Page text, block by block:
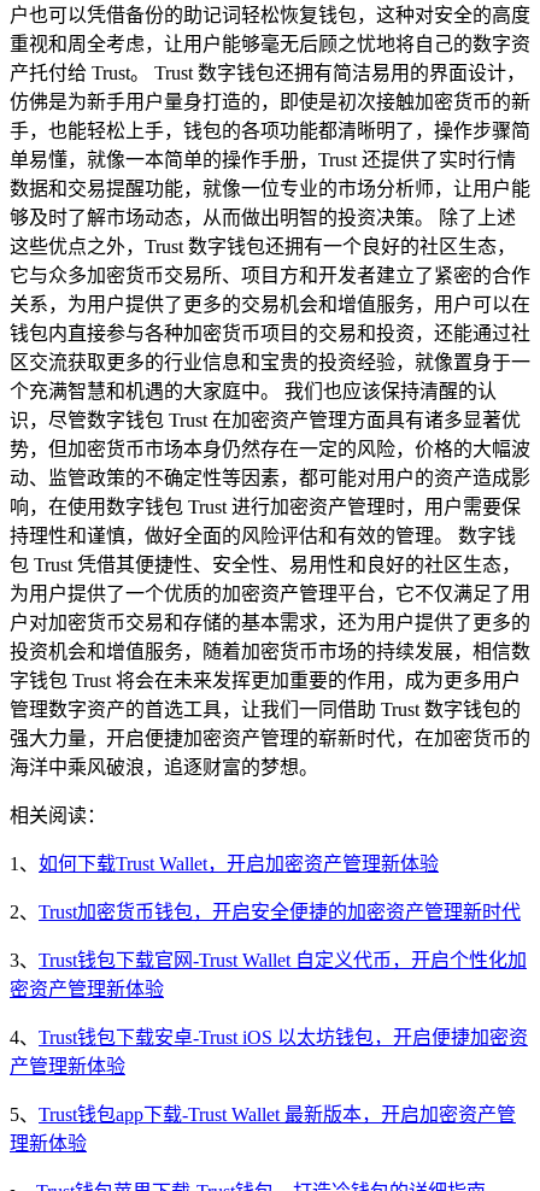
户也可以凭借备份的助记词轻松恢复钱包，这种对安全的高度
重视和周全考虑，让用户能够毫无后顾之忧地将自己的数字资
产托付给 Trust。 Trust 数字钱包还拥有简洁易用的界面设计，
仿佛是为新手用户量身打造的，即使是初次接触加密货币的新
手，也能轻松上手，钱包的各项功能都清晰明了，操作步骤简
单易懂，就像一本简单的操作手册，Trust 还提供了实时行情
数据和交易提醒功能，就像一位专业的市场分析师，让用户能
够及时了解市场动态，从而做出明智的投资决策。 除了上述
这些优点之外，Trust 数字钱包还拥有一个良好的社区生态，
它与众多加密货币交易所、项目方和开发者建立了紧密的合作
关系，为用户提供了更多的交易机会和增值服务，用户可以在
钱包内直接参与各种加密货币项目的交易和投资，还能通过社
区交流获取更多的行业信息和宝贵的投资经验，就像置身于一
个充满智慧和机遇的大家庭中。 我们也应该保持清醒的认
识，尽管数字钱包 Trust 在加密资产管理方面具有诸多显著优
势，但加密货币市场本身仍然存在一定的风险，价格的大幅波
动、监管政策的不确定性等因素，都可能对用户的资产造成影
响，在使用数字钱包 Trust 进行加密资产管理时，用户需要保
持理性和谨慎，做好全面的风险评估和有效的管理。 数字钱
包 Trust 凭借其便捷性、安全性、易用性和良好的社区生态，
为用户提供了一个优质的加密资产管理平台，它不仅满足了用
户对加密货币交易和存储的基本需求，还为用户提供了更多的
投资机会和增值服务，随着加密货币市场的持续发展，相信数
字钱包 Trust 将会在未来发挥更加重要的作用，成为更多用户
管理数字资产的首选工具，让我们一同借助 Trust 数字钱包的
强大力量，开启便捷加密资产管理的崭新时代，在加密货币的
海洋中乘风破浪，追逐财富的梦想。
相关阅读：
1、 如何下载Trust Wallet，开启加密资产管理新体验
2、 Trust加密货币钱包，开启安全便捷的加密资产管理新时代
3、 Trust钱包下载官网-Trust Wallet 自定义代币，开启个性化加
密资产管理新体验
4、 Trust钱包下载安卓-Trust iOS 以太坊钱包，开启便捷加密资
产管理新体验
5、 Trust钱包app下载-Trust Wallet 最新版本，开启加密资产管
理新体验